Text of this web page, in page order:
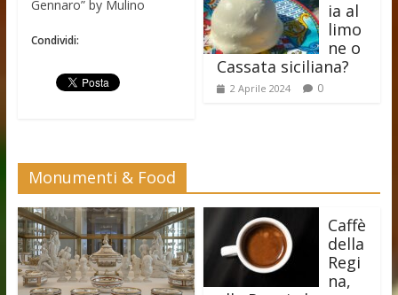
Gennaro” by Mulino
Condividi:
ia al
limo
ne o
Cassata siciliana?
2 Aprile 2024 0
Monumenti & Food
Caffè
della
Regi
na,